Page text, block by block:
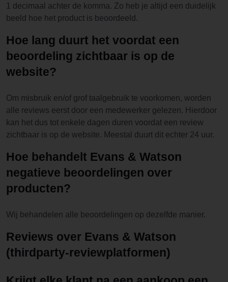
1 decimaal achter de komma. Zo heb je altijd een duidelijk
beeld hoe het product is beoordeeld.
Hoe lang duurt het voordat een
beoordeling zichtbaar is op de
website?
Om misbruik en/of grof taalgebruik te voorkomen, worden
alle reviews eerst door een medewerker gelezen. Hierdoor
kan het dus tot enkele dagen duren voordat een review
zichtbaar is op de website. Meestal duurt dit echter 24 uur.
Hoe behandelt Evans & Watson
negatieve beoordelingen over
producten?
Wij behandelen alle beoordelingen op dezelfde manier.
Reviews over Evans & Watson
(thirdparty-reviewplatformen)